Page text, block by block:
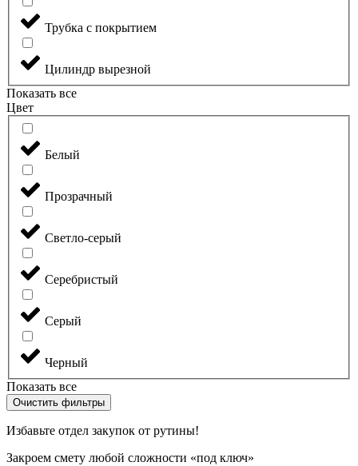
Трубка с покрытием
Цилиндр вырезной
Показать все
Цвет
Белый
Прозрачный
Светло-серый
Серебристый
Серый
Черный
Показать все
Очистить фильтры
Избавьте отдел закупок от рутины!
Закроем смету любой сложности «под ключ»